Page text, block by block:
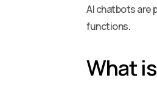
AI chatbots are
functions.
What